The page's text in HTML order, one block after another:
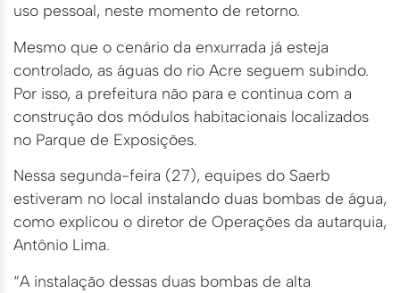
uso pessoal, neste momento de retorno.
Mesmo que o cenário da enxurrada já esteja
controlado, as águas do rio Acre seguem subindo.
Por isso, a prefeitura não para e continua com a
construção dos módulos habitacionais localizados
no Parque de Exposições.
Nessa segunda-feira (27), equipes do Saerb
estiveram no local instalando duas bombas de água,
como explicou o diretor de Operações da autarquia,
Antônio Lima.
“A instalação dessas duas bombas de alta